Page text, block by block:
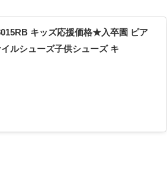
キッズ応援価格★入卒園 ピア
ルシューズ子供シューズ キ